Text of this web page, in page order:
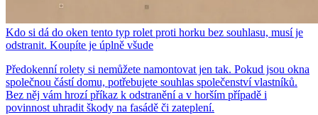
Kdo si dá do oken tento typ rolet proti horku bez souhlasu, musí je
odstranit. Koupíte je úplně všude
Předokenní rolety si nemůžete namontovat jen tak. Pokud jsou okna
společnou částí domu, potřebujete souhlas společenství vlastníků.
Bez něj vám hrozí příkaz k odstranění a v horším případě i
povinnost uhradit škody na fasádě či zateplení.